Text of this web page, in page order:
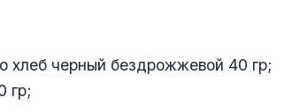
хлеб черный бездрожжевой 40 гр;
гр;